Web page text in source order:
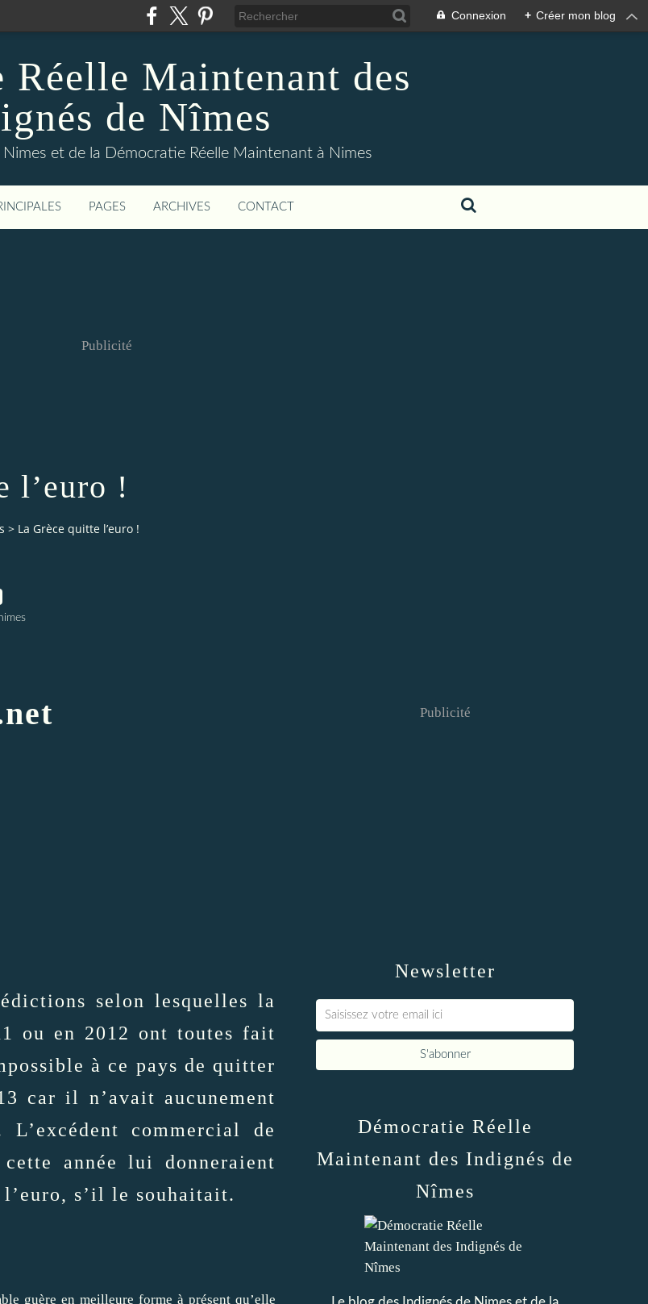
Connexion + Créer mon blog
Réelle Maintenant des
de Nîmes
Nimes et de la Démocratie Réelle Maintenant à Nimes
PAGES ARCHIVES CONTACT
Publicité
l’euro !
> La Grèce quitte l’euro !
selon lesquelles la
ou en 2012 ont toutes fait
à ce pays de quitter
car il n’avait aucunement
L’excédent commercial de
année lui donneraient
s’il le souhaitait.
guère en meilleure forme à présent qu’elle
Newsletter
Publicité
Démocratie Réelle
Maintenant des Indignés de
Nîmes